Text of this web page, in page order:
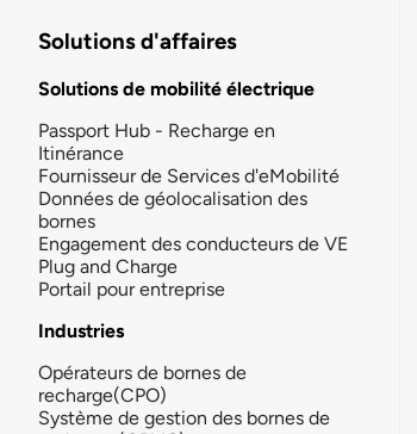
Solutions d'affaires
Solutions de mobilité électrique
Passport Hub - Recharge en
Itinérance
Fournisseur de Services d'eMobilité
Données de géolocalisation des
bornes
Engagement des conducteurs de VE
Plug and Charge
Portail pour entreprise
Industries
Opérateurs de bornes de
recharge(CPO)
Système de gestion des bornes de